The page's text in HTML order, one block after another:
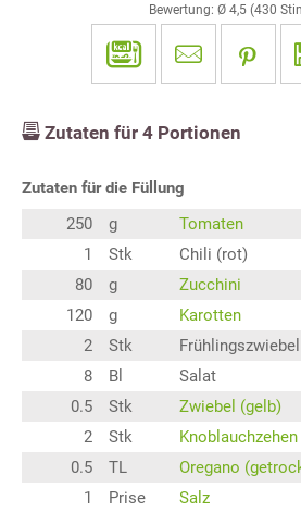
Bewertung: Ø 4,5 (430
Zutaten für 4 Portionen
Zutaten für die Füllung
250
g
Tomaten
1
Stk
Chili (rot)
80
g
Zucchini
120
g
Karotten
2
Stk
8
Bl
Salat
0.5
Stk
Zwiebel (gelb)
2
Stk
Knoblauchzehen
0.5
TL
Oregano
1
Prise
Salz